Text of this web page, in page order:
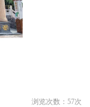
浏览次数： 57次